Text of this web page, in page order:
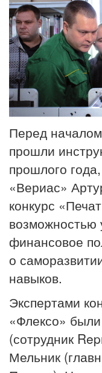
Перед
прошли
прошлого
«Вериас»
конкурс
возможностью
финансовое
о
навыков.
Экспертами
«Флексо»
(сотрудник
Мельник